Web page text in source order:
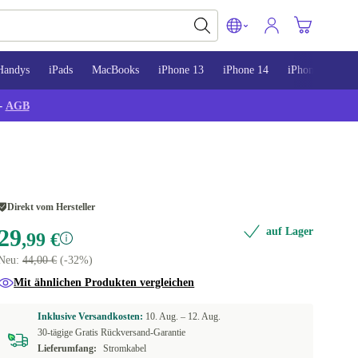
iPads MacBooks iPhone 13 iPhone 14 iPhone 15
AGB
Direkt vom Hersteller
,99 €
44,00 €(-32%)
auf Lager
Mit ähnlichen Produkten vergleichen
Inklusive Versandkosten: 10. Aug. – 12. Aug.
30-tägige Gratis Rückversand-Garantie
Lieferumfang:
Stromkabel